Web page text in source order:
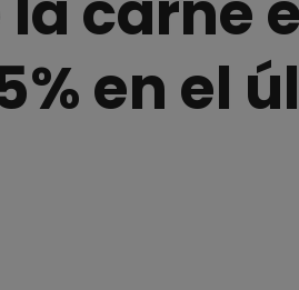
en el